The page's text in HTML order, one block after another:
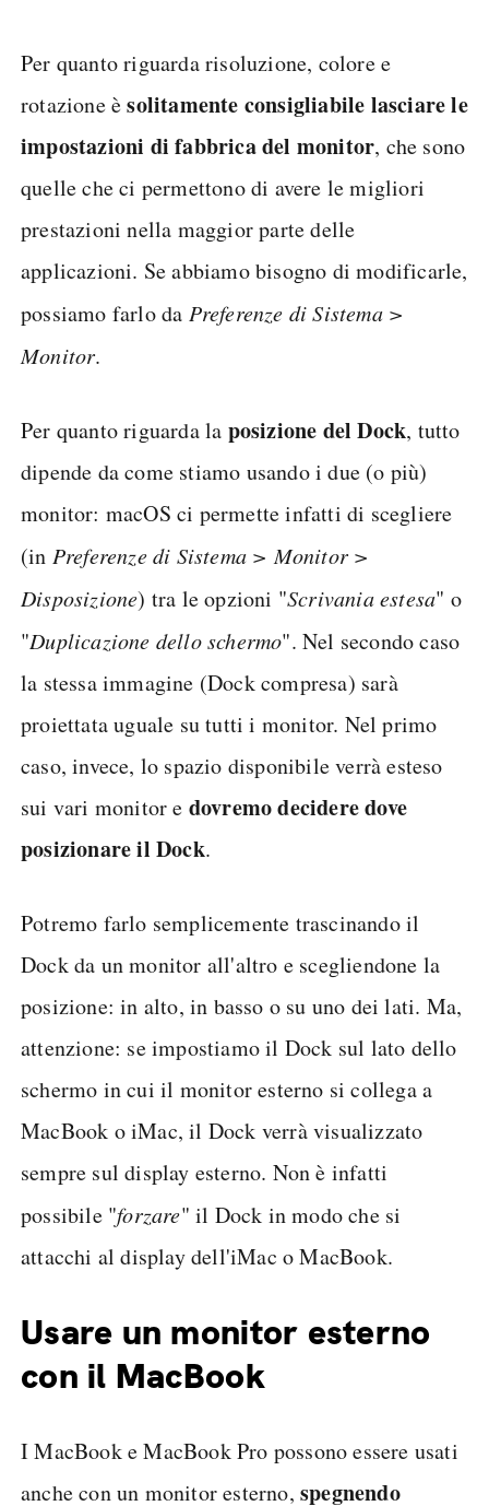
Per quanto riguarda risoluzione, colore e
rotazione èsolitamente consigliabile lasciare le
impostazioni di fabbrica del monitor, che sono
quelle che ci permettono di avere le migliori
prestazioni nella maggior parte delle
applicazioni. Se abbiamo bisogno di modificarle,
possiamo farlo da Preferenze di Sistema >
Monitor.
Per quanto riguarda la posizione del Dock, tutto
dipende da come stiamo usando i due (o più)
monitor: macOS ci permette infatti di scegliere
(in Preferenze di Sistema > Monitor >
Disposizione) tra le opzioni "Scrivania estesa" o
"Duplicazione dello schermo". Nel secondo caso
la stessa immagine (Dock compresa) sarà
proiettata uguale su tutti i monitor. Nel primo
caso, invece, lo spazio disponibile verrà esteso
sui vari monitor e dovremo decidere dove
posizionare il Dock.
Potremo farlo semplicemente trascinando il
Dock da un monitor all'altro e scegliendone la
posizione: in alto, in basso o su uno dei lati. Ma,
attenzione: se impostiamo il Dock sul lato dello
schermo in cui il monitor esterno si collega a
MacBook o iMac, il Dock verrà visualizzato
sempre sul display esterno. Non è infatti
possibile "forzare" il Dock in modo che si
attacchi al display dell'iMac o MacBook.
Usare un monitor esterno
con il MacBook
I MacBook e MacBook Pro possono essere usati
anche con un monitor esterno, spegnendo